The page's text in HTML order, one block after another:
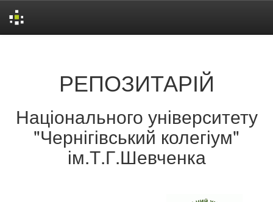
РЕПОЗИТАРІЙ
Національного університету
"Чернігівський колегіум"
ім.Т.Г.Шевченка